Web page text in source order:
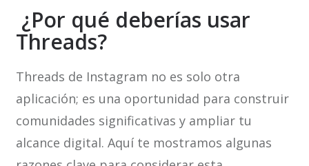
¿Por qué deberías usar
Threads?
Threads de Instagram no es solo otra
aplicación; es una oportunidad para construir
comunidades significativas y ampliar tu
alcance digital. Aquí te mostramos algunas